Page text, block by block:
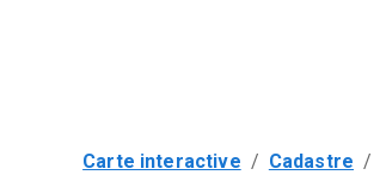
Carte interactive / Cadastre /